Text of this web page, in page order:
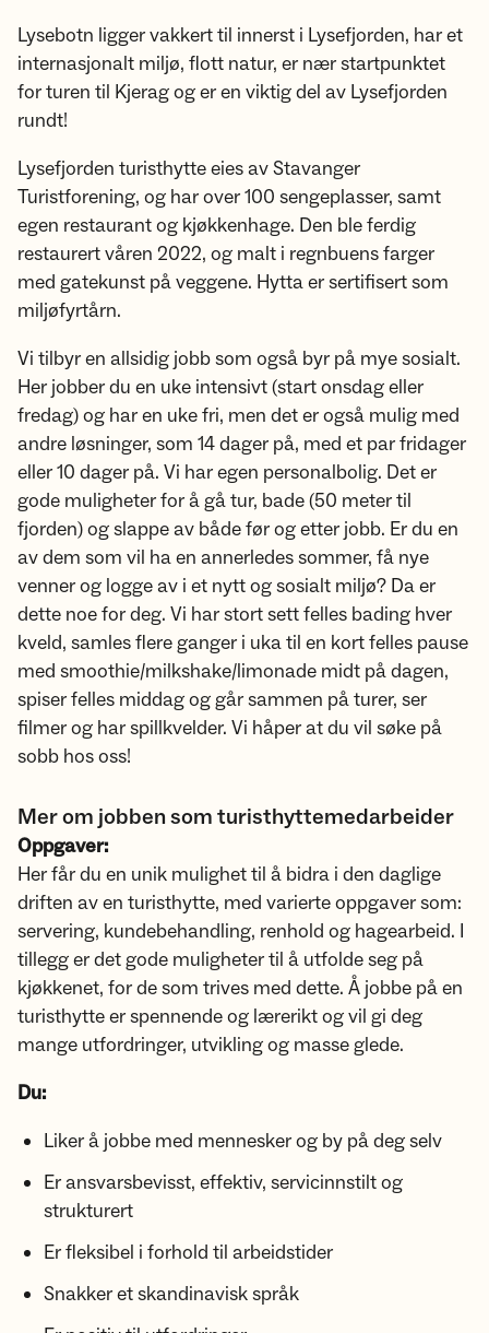
Lysebotn ligger vakkert til innerst i Lysefjorden, har et
internasjonalt miljø, flott natur, er nær startpunktet
for turen til Kjerag og er en viktig del av Lysefjorden
rundt!
Lysefjorden turisthytte eies av Stavanger
Turistforening, og har over 100 sengeplasser, samt
egen restaurant og kjøkkenhage. Den ble ferdig
restaurert våren 2022, og malt i regnbuens farger
med gatekunst på veggene. Hytta er sertifisert som
miljøfyrtårn.
Vi tilbyr en allsidig jobb som også byr på mye sosialt.
Her jobber du en uke intensivt (start onsdag eller
fredag) og har en uke fri, men det er også mulig med
andre løsninger, som 14 dager på, med et par fridager
eller 10 dager på. Vi har egen personalbolig. Det er
gode muligheter for å gå tur, bade (50 meter til
fjorden) og slappe av både før og etter jobb. Er du en
av dem som vil ha en annerledes sommer, få nye
venner og logge av i et nytt og sosialt miljø? Da er
dette noe for deg. Vi har stort sett felles bading hver
kveld, samles flere ganger i uka til en kort felles pause
med smoothie/milkshake/limonade midt på dagen,
spiser felles middag og går sammen på turer, ser
filmer og har spillkvelder. Vi håper at du vil søke på
sobb hos oss!
Mer om jobben som turisthyttemedarbeider
Oppgaver:
Her får du en unik mulighet til å bidra i den daglige
driften av en turisthytte, med varierte oppgaver som:
servering, kundebehandling, renhold og hagearbeid. I
tillegg er det gode muligheter til å utfolde seg på
kjøkkenet, for de som trives med dette. Å jobbe på en
turisthytte er spennende og lærerikt og vil gi deg
mange utfordringer, utvikling og masse glede.
Du:
Liker å jobbe med mennesker og by på deg selv
Er ansvarsbevisst, effektiv, servicinnstilt og
strukturert
Er fleksibel i forhold til arbeidstider
Snakker et skandinavisk språk